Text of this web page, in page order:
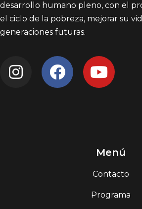
desarrollo humano pleno, con el
el ciclo de la pobreza, mejorar su
generaciones futuras.
Menú
Contacto
Programa